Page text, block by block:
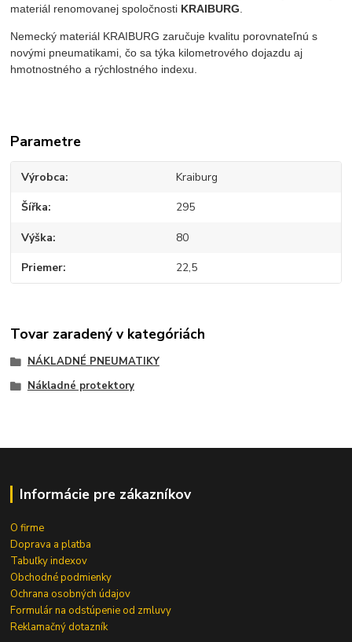
materiál renomovanej spoločnosti KRAIBURG
Nemecký materiál KRAIBURG zaručuje kvalitu porovnateľnú s
novými pneumatikami, čo sa týka kilometrového dojazdu aj
hmotnostného a rýchlostného indexu.
Parametre
Výrobca Kraiburg
Šířka 295
Výška 80
Priemer 22,5
Tovar zaradený v kategóriách
NÁKLADNÉ PNEUMATIKY
Nákladné protektory
Informácie pre zákazníkov
O firme
Doprava a platba
Tabuľky indexov
Obchodné podmienky
Ochrana osobných údajov
Formulár na odstúpenie od zmluvy
Reklamačný dotazník